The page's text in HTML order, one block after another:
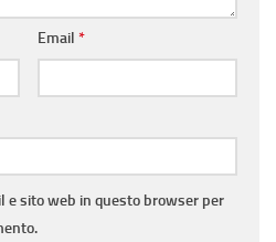
Email *
e sito web in questo browser per